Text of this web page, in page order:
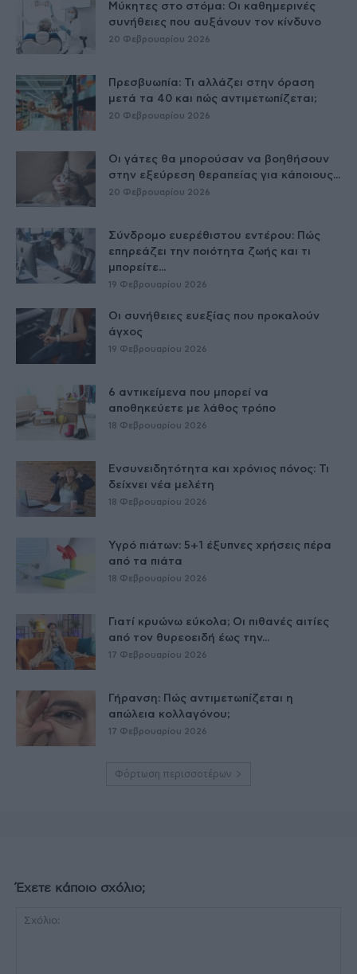
Μύκητες στο στόμα: Οι καθημερινές
συνήθειες που αυξάνουν τον κίνδυνο
20 Φεβρουαρίου 2026
Πρεσβυωπία: Τι αλλάζει στην όραση
μετά τα 40 και πώς αντιμετωπίζεται;
20 Φεβρουαρίου 2026
Οι γάτες θα μπορούσαν να βοηθήσουν
στην εξεύρεση θεραπείας για κάποιους...
20 Φεβρουαρίου 2026
Σύνδρομο ευερέθιστου εντέρου: Πώς
επηρεάζει την ποιότητα ζωής και τι
μπορείτε...
19 Φεβρουαρίου 2026
Οι συνήθειες ευεξίας που προκαλούν
άγχος
19 Φεβρουαρίου 2026
6 αντικείμενα που μπορεί να
αποθηκεύετε με λάθος τρόπο
18 Φεβρουαρίου 2026
Ενσυνειδητότητα και χρόνιος πόνος: Τι
δείχνει νέα μελέτη
18 Φεβρουαρίου 2026
Υγρό πιάτων: 5+1 έξυπνες χρήσεις πέρα
από τα πιάτα
18 Φεβρουαρίου 2026
Γιατί κρυώνω εύκολα; Οι πιθανές αιτίες
από τον θυρεοειδή έως την...
17 Φεβρουαρίου 2026
Γήρανση: Πώς αντιμετωπίζεται η
απώλεια κολλαγόνου;
17 Φεβρουαρίου 2026
Φόρτωση περισσοτέρων
Έχετε κάποιο σχόλιο;